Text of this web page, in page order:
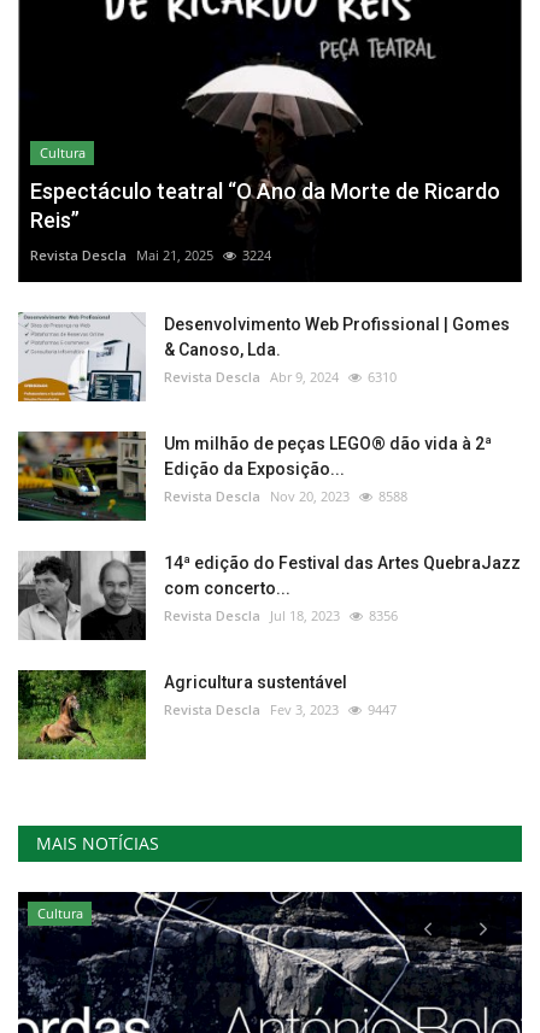
Cultura
Espectáculo teatral “O Ano da Morte de Ricardo
Reis”
Revista Descla Mai 21, 2025 3224
Desenvolvimento Web Profissional | Gomes
& Canoso, Lda.
Revista Descla Abr 9, 2024 6310
Um milhão de peças LEGO® dão vida à 2ª
Edição da Exposição...
Revista Descla Nov 20, 2023 8588
14ª edição do Festival das Artes QuebraJazz
com concerto...
Revista Descla Jul 18, 2023 8356
Agricultura sustentável
Revista Descla Fev 3, 2023 9447
MAIS NOTÍCIAS
Cultura